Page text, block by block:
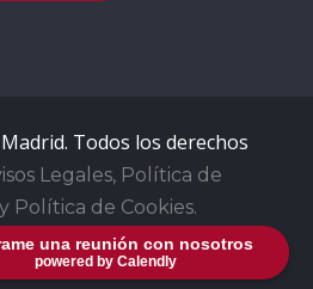
una reunión con nosotros
powered by Calendly
Todos los derechos
Legales, Política de
Política de Cookies.